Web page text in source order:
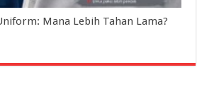
Mana Lebih Tahan Lama?